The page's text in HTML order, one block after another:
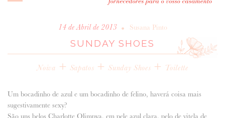
INICIO
BLOG
ENTREVISTAS
14 de Abril de 2013 • Susana Pinto
SUNDAY SHOES
Noiva + Sapatos + Sunday Shoes + Toilette
Um bocadinho de azul e um bocadinho de felino, haverá coisa mais
sugestivamente sexy?
São uns belos Charlotte Olimpya, em pele azul clara, pelo de vitela de